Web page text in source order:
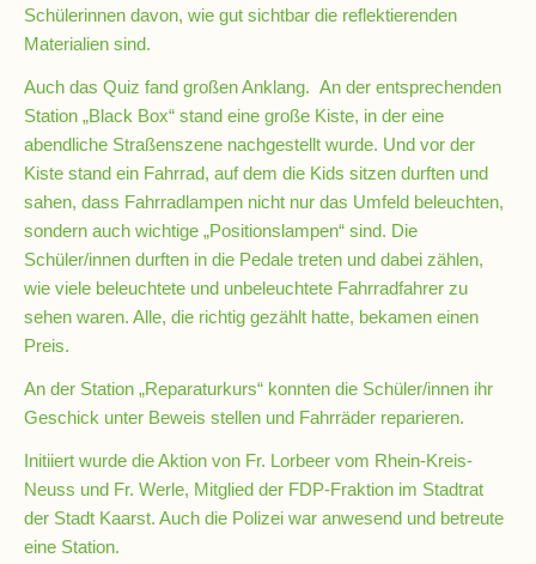
Förderverein
Schulchronik
Konzepte
Lehrer-
Raum-
Prinzip
Berufswahlvorbereitung
Hausaufgabenbetreuung
Digitalisierung
Schülerinnen davon, wie gut sichtbar die reflektierenden
Materialien sind.
Auch das Quiz fand großen Anklang. An der entsprechenden
Station „Black Box“ stand eine große Kiste, in der eine
abendliche Straßenszene nachgestellt wurde. Und vor der
Kiste stand ein Fahrrad, auf dem die Kids sitzen durften und
sahen, dass Fahrradlampen nicht nur das Umfeld beleuchten,
sondern auch wichtige „Positionslampen“ sind. Die
Schüler/innen durften in die Pedale treten und dabei zählen,
wie viele beleuchtete und unbeleuchtete Fahrradfahrer zu
sehen waren. Alle, die richtig gezählt hatte, bekamen einen
Preis.
An der Station „Reparaturkurs“ konnten die Schüler/innen ihr
Geschick unter Beweis stellen und Fahrräder reparieren.
Initiiert wurde die Aktion von Fr. Lorbeer vom Rhein-Kreis-
Neuss und Fr. Werle, Mitglied der FDP-Fraktion im Stadtrat
der Stadt Kaarst. Auch die Polizei war anwesend und betreute
eine Station.